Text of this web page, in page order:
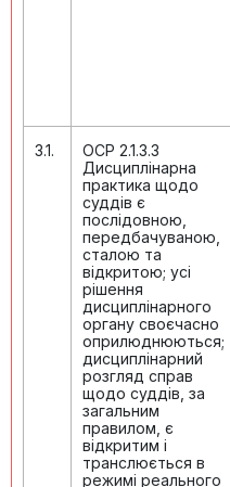
3.1.
ОСР 2.1.3.3
Дисциплінарна
практика щодо
суддів є
послідовною,
передбачуваною,
сталою та
відкритою; усі
рішення
дисциплінарного
органу своєчасно
оприлюднюються;
дисциплінарний
розгляд справ
щодо суддів, за
загальним
правилом, є
відкритим і
транслюється в
режимі реального